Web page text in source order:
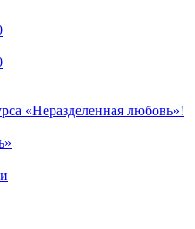
«Неразделенная любовь»!